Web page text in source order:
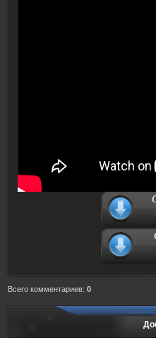
Всего комментариев: 0